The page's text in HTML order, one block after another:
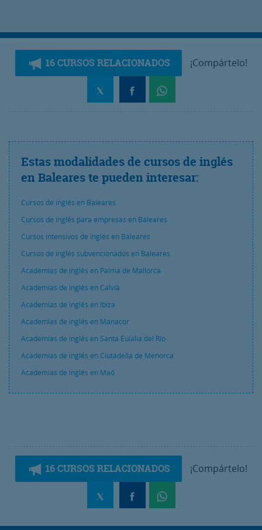
16 CURSOS RELACIONADOS ¡Compártelo!
Estas modalidades de cursos de inglés
en Baleares te pueden interesar:
Cursos de inglés en Baleares
Cursos de inglés para empresas en Baleares
Cursos intensivos de inglés en Baleares
Cursos de inglés subvencionados en Baleares
Academias de inglés en Palma de Mallorca
Academias de inglés en Calvià
Academias de inglés en Ibiza
Academias de inglés en Manacor
Academias de inglés en Santa Eulalia del Río
Academias de inglés en Ciutadella de Menorca
Academias de inglés en Maó
16 CURSOS RELACIONADOS ¡Compártelo!